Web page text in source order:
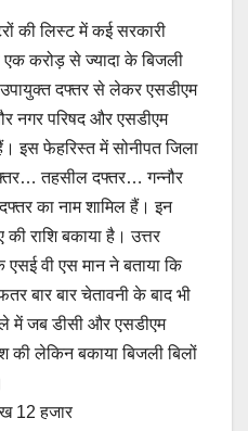
की लिस्ट में कई सरकारी
एक करोड़ से ज्यादा के बिजली
दफ्तर से लेकर एसडीएम
नगर परिषद और एसडीएम
इस फेहरिस्त में सोनीपत जिला
तहसील दफ्तर… गन्नौर
का नाम शामिल हैं। इन
राशि बकाया है। उत्तर
एसई वी एस मान ने बताया कि
बार बार चेतावनी के बाद भी
में जब डीसी और एसडीएम
की लेकिन बकाया बिजली बिलों
12 हजार